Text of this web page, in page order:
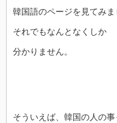
韓国語のページを見てみま
それでもなんとなくしか
分かりません。
そういえば、韓国の人の事